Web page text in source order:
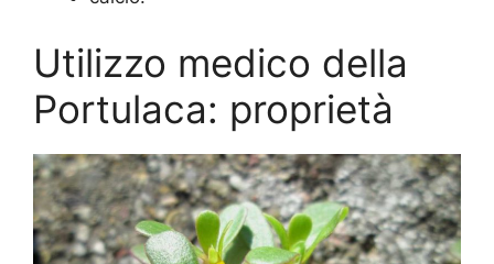
Utilizzo medico della
Portulaca: proprietà